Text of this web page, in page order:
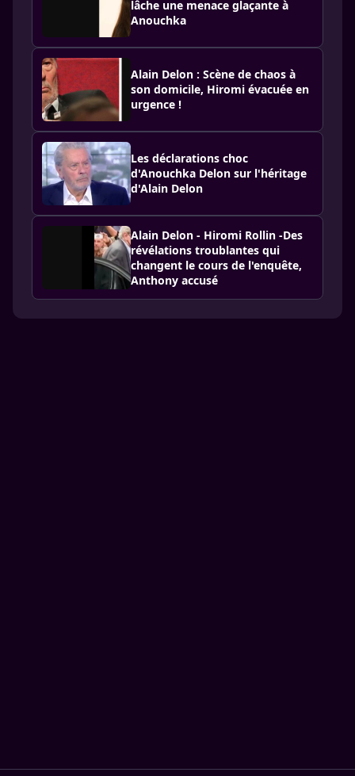
lâche une menace glaçante à
Anouchka
Alain Delon : Scène de chaos à
son domicile, Hiromi évacuée en
urgence !
Les déclarations choc
d'Anouchka Delon sur l'héritage
d'Alain Delon
Alain Delon - Hiromi Rollin -Des
révélations troublantes qui
changent le cours de l'enquête,
Anthony accusé